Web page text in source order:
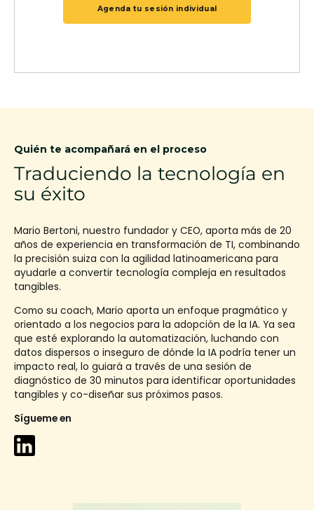
Agenda tu sesión individual
Quién te acompañará en el proceso
Traduciendo la tecnología en
su éxito
Mario Bertoni, nuestro fundador y CEO, aporta más de 20
años de experiencia en transformación de TI, combinando
la precisión suiza con la agilidad latinoamericana para
ayudarle a convertir tecnología compleja en resultados
tangibles.
Como su coach, Mario aporta un enfoque pragmático y
orientado a los negocios para la adopción de la IA. Ya sea
que esté explorando la automatización, luchando con
datos dispersos o inseguro de dónde la IA podría tener un
impacto real, lo guiará a través de una sesión de
diagnóstico de 30 minutos para identificar oportunidades
tangibles y co-diseñar sus próximos pasos.
Sígueme en